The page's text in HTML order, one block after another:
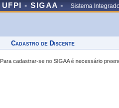
UFPI - SIGAA - Sistema
Cadastro de Discente
Para cadastrar-se no SIGAA é necessário